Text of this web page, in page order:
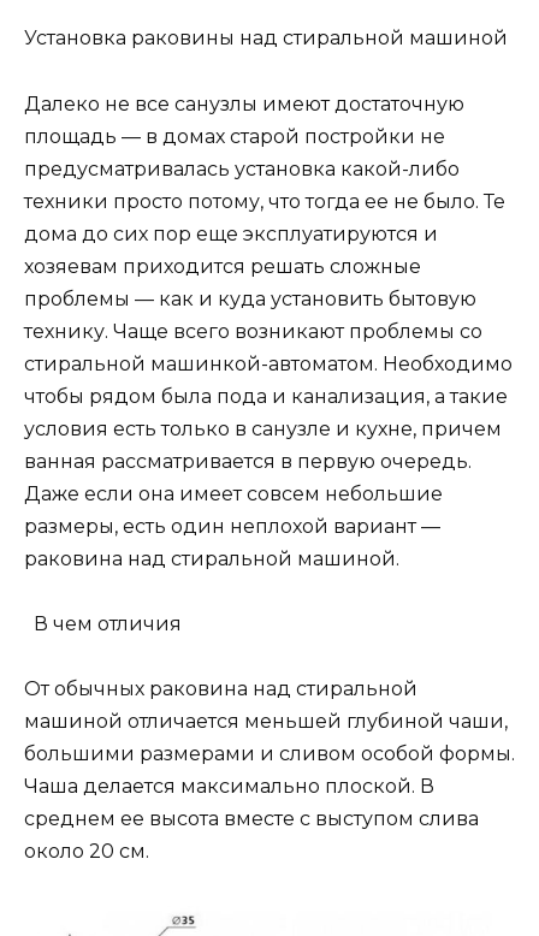
Установка раковины над стиральной машиной
Далеко не все санузлы имеют достаточную
площадь — в домах старой постройки не
предусматривалась установка какой-либо
техники просто потому, что тогда ее не было. Те
дома до сих пор еще эксплуатируются и
хозяевам приходится решать сложные
проблемы — как и куда установить бытовую
технику. Чаще всего возникают проблемы со
стиральной машинкой-автоматом. Необходимо
чтобы рядом была пода и канализация, а такие
условия есть только в санузле и кухне, причем
ванная рассматривается в первую очередь.
Даже если она имеет совсем небольшие
размеры, есть один неплохой вариант —
раковина над стиральной машиной.
В чем отличия
От обычных раковина над стиральной
машиной отличается меньшей глубиной чаши,
большими размерами и сливом особой формы.
Чаша делается максимально плоской. В
среднем ее высота вместе с выступом слива
около 20 см.